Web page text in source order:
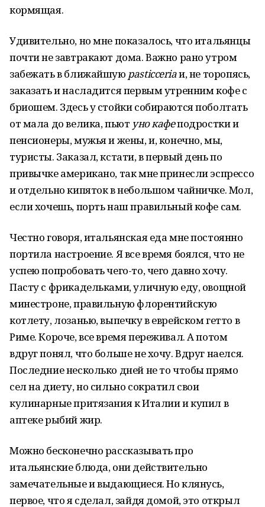
кормящая.
Удивительно, но мне показалось, что итальянцы
почти не завтракают дома. Важно рано утром
забежать в ближайшую pasticceriaи, не торопясь,
заказать и насладится первым утренним кофе с
бриошем. Здесь у стойки собираются поболтать
от мала до велика, пьют уно кафеподростки и
пенсионеры, мужья и жены, и, конечно, мы,
туристы. Заказал, кстати, в первый день по
привычке американо, так мне принесли эспрессо
и отдельно кипяток в небольшом чайничке. Мол,
если хочешь, порть наш правильный кофе сам.
Честно говоря, итальянская еда мне постоянно
портила настроение. Я все время боялся, что не
успею попробовать чего-то, чего давно хочу.
Пасту с фрикадельками, уличную еду, овощной
минестроне, правильную флорентийскую
котлету, лозанью, выпечку в еврейском гетто в
Риме. Короче, все время переживал. А потом
вдруг понял, что больше не хочу. Вдруг наелся.
Последние несколько дней не то чтобы прямо
сел на диету, но сильно сократил свои
кулинарные притязания к Италии и купил в
аптеке рыбий жир.
Можно бесконечно рассказывать про
итальянские блюда, они действительно
замечательные и выдающиеся. Но клянусь,
первое, что я сделал, зайдя домой, это открыл